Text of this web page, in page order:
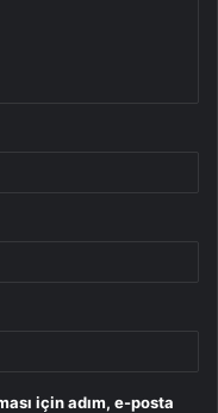
için adım, e-posta